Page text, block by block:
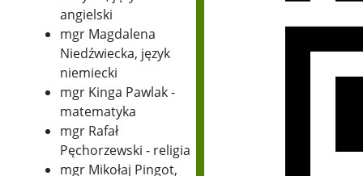
angielski
mgr Magdalena
Niedźwiecka, język
niemiecki
mgr Kinga Pawlak -
matematyka
mgr Rafał
Pęchorzewski - religia
mgr Mikołaj Pingot,